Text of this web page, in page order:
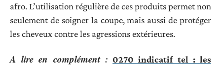
afro. L’utilisation régulière de ces produits permet non
seulement de soigner la coupe, mais aussi de protéger
les cheveux contre les agressions extérieures.
A lire en complément : 0270 indicatif tel : les